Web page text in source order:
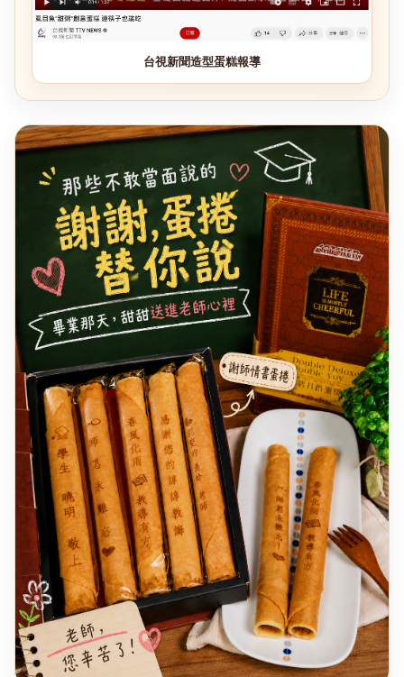
台視新聞造型蛋糕報導